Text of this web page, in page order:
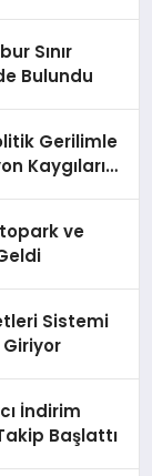
Sınır
Bulundu
Gerilimle
Kaygıları
ve
Sistemi
Giriyor
İndirim
Başlattı